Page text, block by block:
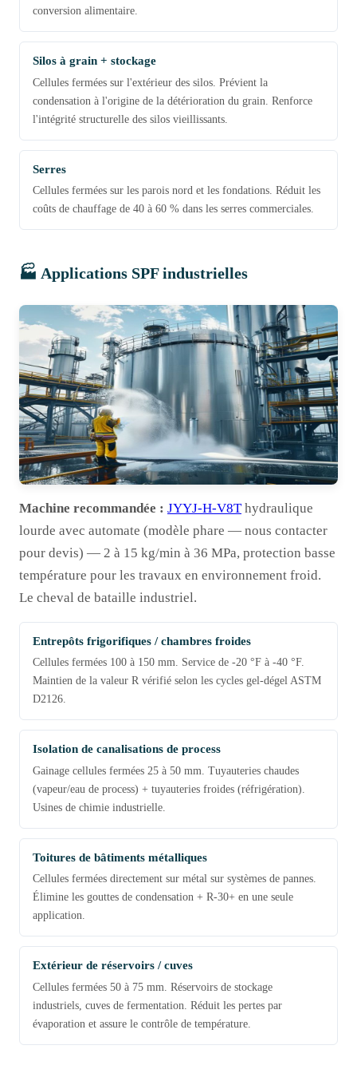
conversion alimentaire.
Silos à grain + stockage
Cellules fermées sur l'extérieur des silos. Prévient la
condensation à l'origine de la détérioration du grain. Renforce
l'intégrité structurelle des silos vieillissants.
Serres
Cellules fermées sur les parois nord et les fondations. Réduit les
coûts de chauffage de 40 à 60 % dans les serres commerciales.
🏭 Applications SPF industrielles
Machine recommandée : JYYJ-H-V8Thydraulique
lourde avec automate (modèle phare — nous contacter
pour devis) — 2 à 15 kg/min à 36 MPa, protection basse
température pour les travaux en environnement froid.
Le cheval de bataille industriel.
Entrepôts frigorifiques / chambres froides
Cellules fermées 100 à 150 mm. Service de -20 °F à -40 °F.
Maintien de la valeur R vérifié selon les cycles gel-dégel ASTM
D2126.
Isolation de canalisations de process
Gainage cellules fermées 25 à 50 mm. Tuyauteries chaudes
(vapeur/eau de process) + tuyauteries froides (réfrigération).
Usines de chimie industrielle.
Toitures de bâtiments métalliques
Cellules fermées directement sur métal sur systèmes de pannes.
Élimine les gouttes de condensation + R-30+ en une seule
application.
Extérieur de réservoirs / cuves
Cellules fermées 50 à 75 mm. Réservoirs de stockage
industriels, cuves de fermentation. Réduit les pertes par
évaporation et assure le contrôle de température.